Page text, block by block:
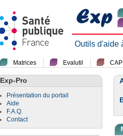
Outils d'aide
Matrices Evalutil
Exp-Pro
Présentation du portail
Aide
F.A.Q.
Contact